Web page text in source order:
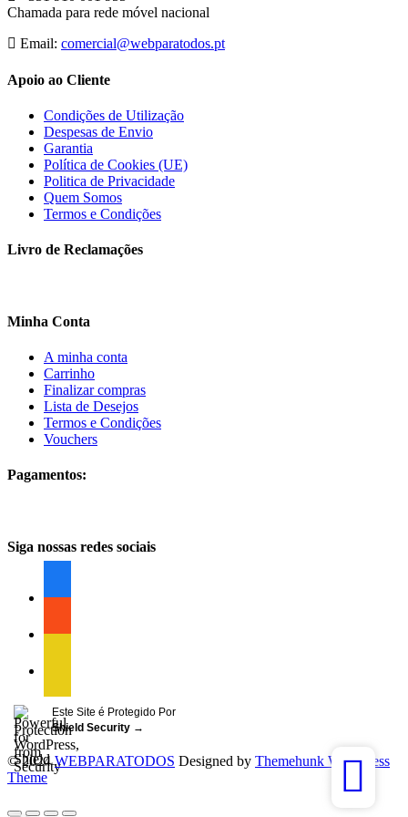
Chamada para rede móvel nacional
Email: comercial@webparatodos.pt
Apoio ao Cliente
Condições de Utilização
Despesas de Envio
Garantia
Política de Cookies (UE)
Politica de Privacidade
Quem Somos
Termos e Condições
Livro de Reclamações
Minha Conta
A minha conta
Carrinho
Finalizar compras
Lista de Desejos
Termos e Condições
Vouchers
Pagamentos:
Siga nossas redes sociais
Este Site é Protegido Por
Shield Security →
© 2024WEBPARATODOS Designed by Themehunk WordPress
Theme